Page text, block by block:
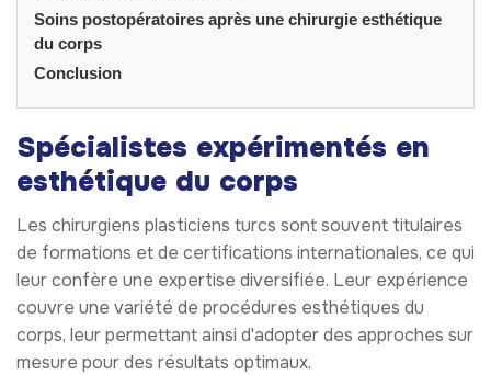
Soins postopératoires après une chirurgie esthétique
du corps
Conclusion
Spécialistes expérimentés en
esthétique du corps
Les chirurgiens plasticiens turcs sont souvent titulaires
de formations et de certifications internationales, ce qui
leur confère une expertise diversifiée. Leur expérience
couvre une variété de procédures esthétiques du
corps, leur permettant ainsi d'adopter des approches sur
mesure pour des résultats optimaux.